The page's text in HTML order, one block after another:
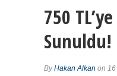
750
Sunuldu!
ByHakan Alkan on